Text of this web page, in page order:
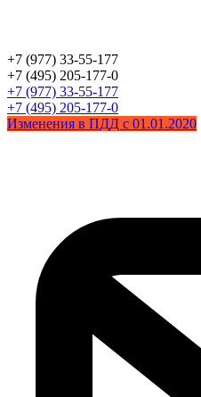
+7 (977) 33-55-177
+7 (495) 205-177-0
+7 (977) 33-55-177
+7 (495) 205-177-0
Изменения в ПДД с 01.01.2020